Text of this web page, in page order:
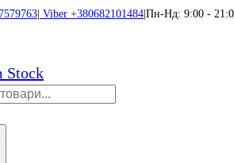
Viber +380682101484 Пн-Нд: 9:00 -
Stock